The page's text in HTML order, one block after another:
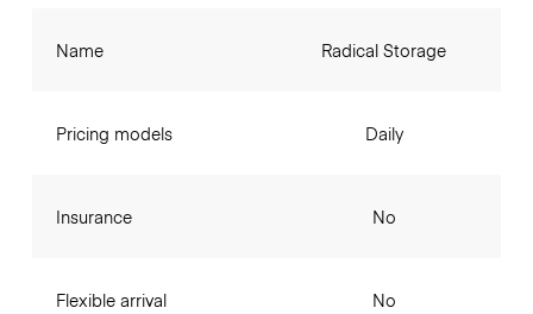
Name
Pricing models
Insurance
Flexible arrival
Radical Storage
Daily
No
No